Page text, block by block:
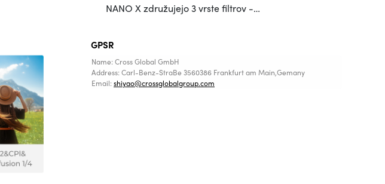
NANO X združujejo 3 vrste filtrov -…
GPSR
Name: Cross Global GmbH
Address: Carl-Benz-StraBe 3560386 Frankfurt am Main,Gemany
Email:shiyao@crossglobalgroup.com